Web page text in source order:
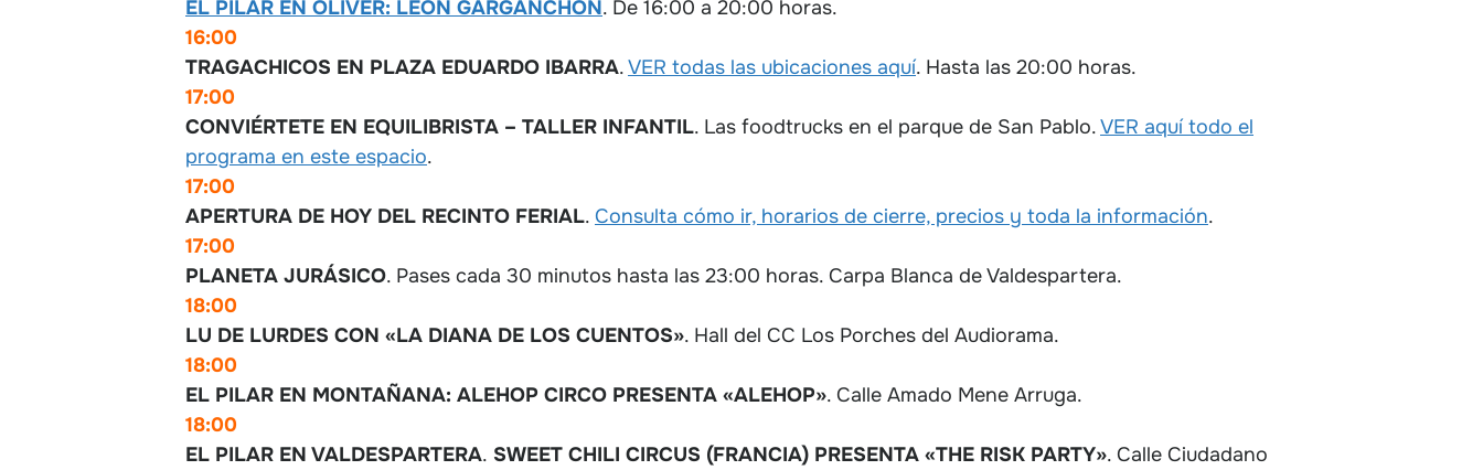
EL PILAR EN OLIVER: LEÓN GARGANCHÓN. De 16:00 a 20:00 horas.
16:00
TRAGACHICOS EN PLAZA EDUARDO IBARRA.VER todas las ubicaciones aquí. Hasta las 20:00 horas.
17:00
CONVIÉRTETE EN EQUILIBRISTA – TALLER INFANTIL. Las foodtrucks en el parque de San Pablo.VER aquí todo el
programa en este espacio.
17:00
APERTURA DE HOY DEL RECINTO FERIAL. Consulta cómo ir, horarios de cierre, precios y toda la información.
17:00
PLANETA JURÁSICO. Pases cada 30 minutos hasta las 23:00 horas. Carpa Blanca de Valdespartera.
18:00
LU DE LURDES CON «LA DIANA DE LOS CUENTOS». Hall del CC Los Porches del Audiorama.
18:00
EL PILAR EN MONTAÑANA: ALEHOP CIRCO PRESENTA «ALEHOP». Calle Amado Mene Arruga.
18:00
EL PILAR EN VALDESPARTERA. SWEET CHILI CIRCUS (FRANCIA) PRESENTA «THE RISK PARTY». Calle Ciudadano